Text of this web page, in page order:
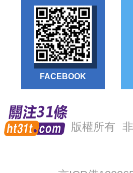
版權所有
FACEBOOK